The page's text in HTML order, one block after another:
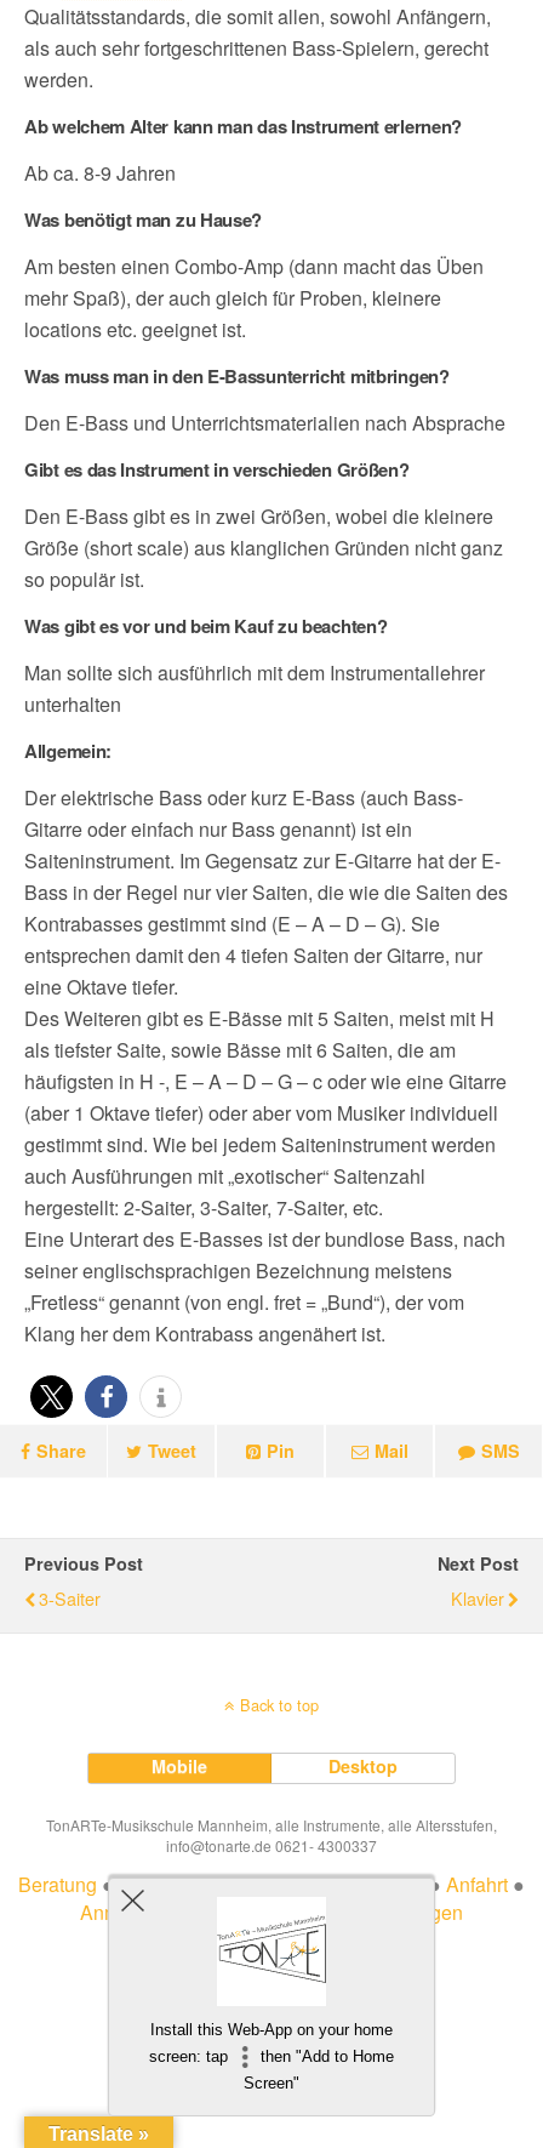
Qualitätsstandards, die somit allen, sowohl Anfängern,
als auch sehr fortgeschrittenen Bass-Spielern, gerecht
werden.
Ab welchem Alter kann man das Instrument erlernen?
Ab ca. 8-9 Jahren
Was benötigt man zu Hause?
Am besten einen Combo-Amp (dann macht das Üben
mehr Spaß), der auch gleich für Proben, kleinere
locations etc. geeignet ist.
Was muss man in den E-Bassunterricht mitbringen?
Den E-Bass und Unterrichtsmaterialien nach Absprache
Gibt es das Instrument in verschieden Größen?
Den E-Bass gibt es in zwei Größen, wobei die kleinere
Größe (short scale) aus klanglichen Gründen nicht ganz
so populär ist.
Was gibt es vor und beim Kauf zu beachten?
Man sollte sich ausführlich mit dem Instrumentallehrer
unterhalten
Allgemein:
Der elektrische Bass oder kurz E-Bass (auch Bass-
Gitarre oder einfach nur Bass genannt) ist ein
Saiteninstrument. Im Gegensatz zur E-Gitarre hat der E-
Bass in der Regel nur vier Saiten, die wie die Saiten des
Kontrabasses gestimmt sind (E – A – D – G). Sie
entsprechen damit den 4 tiefen Saiten der Gitarre, nur
eine Oktave tiefer.
Des Weiteren gibt es E-Bässe mit 5 Saiten, meist mit H
als tiefster Saite, sowie Bässe mit 6 Saiten, die am
häufigsten in H -, E – A – D – G – c oder wie eine Gitarre
(aber 1 Oktave tiefer) oder aber vom Musiker individuell
gestimmt sind. Wie bei jedem Saiteninstrument werden
auch Ausführungen mit „exotischer“ Saitenzahl
hergestellt: 2-Saiter, 3-Saiter, 7-Saiter, etc.
Eine Unterart des E-Basses ist der bundlose Bass, nach
seiner englischsprachigen Bezeichnung meistens
„Fretless“ genannt (von engl. fret = „Bund“), der vom
Klang her dem Kontrabass angenähert ist.
Share Tweet Pin Mail SMS
Previous Post
3-Saiter
Next Post
Klavier
Back to top
Mobile Desktop
TonARTe-Musikschule Mannheim, alle Instrumente, alle Altersstufen,
info@tonarte.de 0621- 4300337
Beratung ●Impressum●Datenschutzerklärung● Anfahrt ●
Anmeldung
Veträge hier kündigen
Translate »
Install this Web-App on your home
screen: tap
then "Add to Home
Screen"